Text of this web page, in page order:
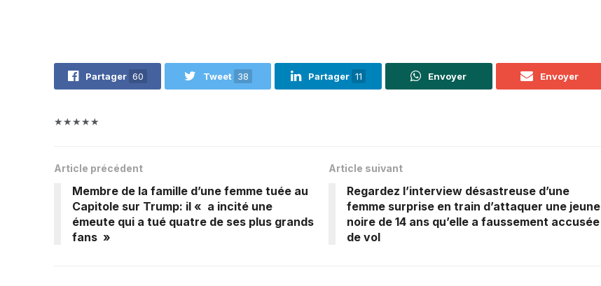
Partager 60 Tweet 38 Partager 11 Envoyer Envoyer
★★★★★
Article précédent
Membre de la famille d’une femme tuée au
Capitole sur Trump: il « a incité une
émeute qui a tué quatre de ses plus grands
fans »
Article suivant
Regardez l’interview désastreuse d’une
femme surprise en train d’attaquer une jeune
noire de 14 ans qu’elle a faussement accusée
de vol